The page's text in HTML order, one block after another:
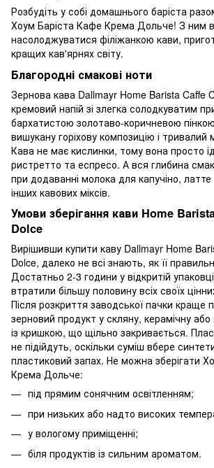
Розбудіть у собі домашнього баріста
Хоум Баріста Кафе Крема Дольче! З ним
насолоджуватися філіжанкою кави,
кращих кав'ярнях світу.
Благородні смакові ноти
Зернова кава Dallmayr Home Barista Caffe
кремовий напій зі злегка солодкуватим
бархатистою золотаво-коричневою
вишукану горіхову композицію і тривалий
Кава не має кислинки, тому вона просто
ристретто та еспресо. А вся глибина
при додаванні молока для капучіно,
інших кавових міксів.
Умови зберігання кави Home
Dolce
Вирішивши купити каву Dallmayr Home
Dolce, далеко не всі знають, як її
Достатньо 2-3 години у відкритій
втратили більшу половину всіх своїх
Після розкриття заводської пачки краще
зерновий продукт у скляну, керамічну
із кришкою, що щільно закривається.
не підійдуть, оскільки суміш вбере
пластиковий запах. Не можна зберігати
Крема Дольче:
під прямим сонячним освітленням;
при низьких або надто високих
у вологому приміщенні;
біля продуктів із сильним ароматом.